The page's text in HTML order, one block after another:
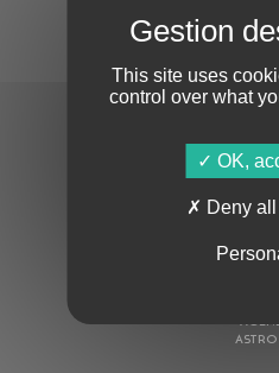
S'ABONNER À
En cochant cette case, j’accepte la
This site uses
control over what
OK,
Deny